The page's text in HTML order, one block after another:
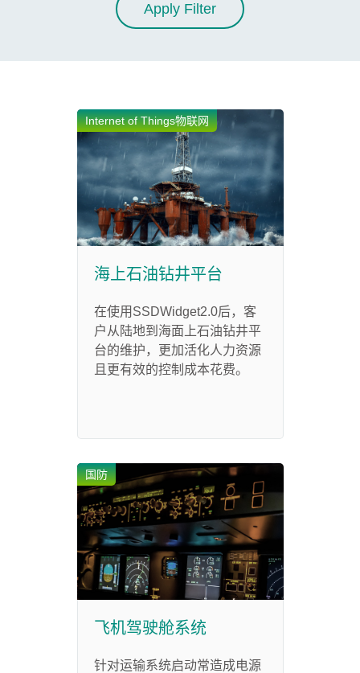
Apply Filter
Internet of Things物联网
海上石油钻井平台
在使用SSDWidget2.0后，客
户从陆地到海面上石油钻井平
台的维护，更加活化人力资源
且更有效的控制成本花费。
国防
飞机驾驶舱系统
针对运输系统启动常造成电源